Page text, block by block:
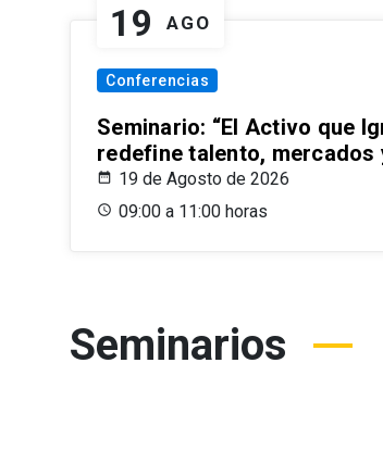
19 AGO
Conferencias
Seminario: “El Activo que
redefine talento, mercados
19 de Agosto de 2026
09:00 a 11:00 horas
Seminarios